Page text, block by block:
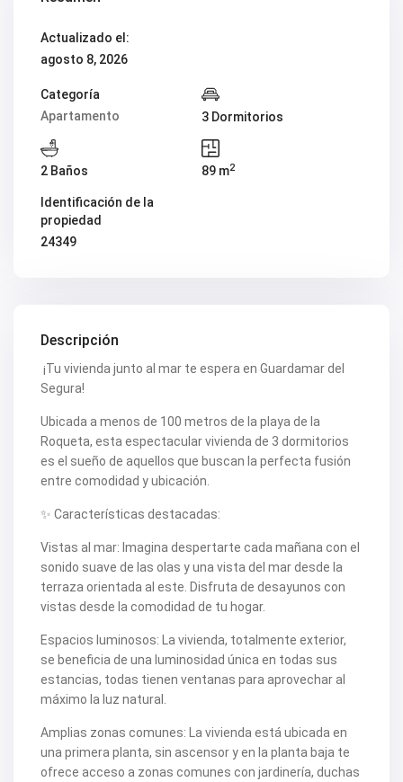
V2420
V2421
V2422
V2426
V2428
V2429
V2431
V2432
V2434
V2436
V2437
V2438
V2448
V2456
V2458
V2463
V2464
V2465
V2467
V2471
V2477
V2479
V2482
V2483
V2487
V2488
V2491
V2493
V2494
V2495
V2497
V2498
V2499
V2502
Actualizado el:
agosto 8, 2026
Categoría
Apartamento
3 Dormitorios
2 Baños 89 m2
Identificación de la
propiedad
24349
Descripción
️ ¡Tu vivienda junto al mar te espera en Guardamar del
Segura!
Ubicada a menos de 100 metros de la playa de la
Roqueta, esta espectacular vivienda de 3 dormitorios
es el sueño de aquellos que buscan la perfecta fusión
entre comodidad y ubicación.
✨ Características destacadas:
Vistas al mar: Imagina despertarte cada mañana con el
sonido suave de las olas y una vista del mar desde la
terraza orientada al este. Disfruta de desayunos con
vistas desde la comodidad de tu hogar.
Espacios luminosos: La vivienda, totalmente exterior,
se beneficia de una luminosidad única en todas sus
estancias, todas tienen ventanas para aprovechar al
máximo la luz natural.
Amplias zonas comunes: La vivienda está ubicada en
una primera planta, sin ascensor y en la planta baja te
ofrece acceso a zonas comunes con jardinería, duchas